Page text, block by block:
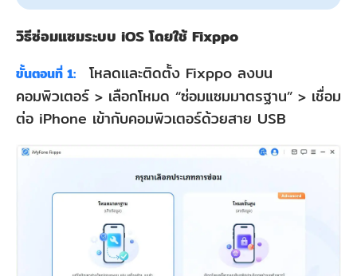
วิธีซ่อมแซมระบบ iOS โดยใช้ Fixppo
ขั้นตอนที่ 1:
โหลดและติดตั้ง Fixppo ลงบน
คอมพิวเตอร์ > เลือกโหมด “ซ่อมแซมมาตรฐาน” > เชื่อม
ต่อ iPhone เข้ากับคอมพิวเตอร์ด้วยสาย USB